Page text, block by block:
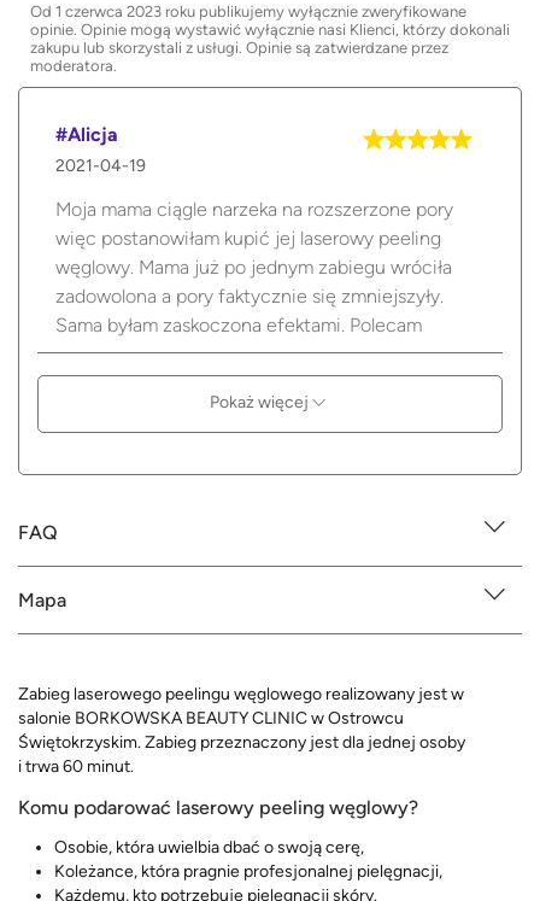
Od 1 czerwca 2023 roku publikujemy wyłącznie zweryfikowane
opinie. Opinie mogą wystawić wyłącznie nasi Klienci, którzy dokonali
zakupu lub skorzystali z usługi. Opinie są zatwierdzane przez
moderatora.
#Alicja
2021-04-19
Moja mama ciągle narzeka na rozszerzone pory
więc postanowiłam kupić jej laserowy peeling
węglowy. Mama już po jednym zabiegu wróciła
zadowolona a pory faktycznie się zmniejszyły.
Sama byłam zaskoczona efektami. Polecam
Pokaż więcej
FAQ
Mapa
Zabieg laserowego peelingu węglowego realizowany jest w
salonie BORKOWSKA BEAUTY CLINIC w Ostrowcu
Świętokrzyskim. Zabieg przeznaczony jest dla jednej osoby
i trwa 60 minut.
Komu podarować laserowy peeling węglowy?
Osobie, która uwielbia dbać o swoją cerę,
Koleżance, która pragnie profesjonalnej pielęgnacji,
Każdemu, kto potrzebuje pielęgnacji skóry.